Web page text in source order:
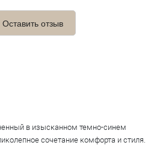
Оставить отзыв
в изысканном темно-синем
сочетание комфорта и стиля.